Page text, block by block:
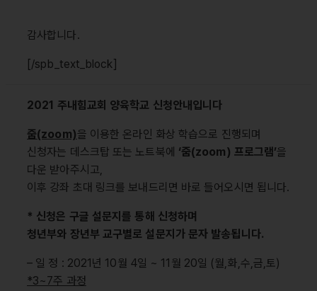
감사합니다.
[/spb_text_block]
2021 주내힘교회 양육학교 신청안내입니다
줌(zoom)을 이용한 온라인 화상 학습으로 진행되며
신청자는 데스크탑 또는 노트북에 ‘줌(zoom) 프로그램’을
다운 받아주시고,
이후 강좌 초대 링크를 보내드리면 바로 들어오시면 됩니다.
* 신청은 구글 설문지를 통해 신청하며
청년부와 장년부 교구별로 설문지가 문자 발송됩니다.
– 일 정 : 2021년 10월 4일 ~ 11월 20일 (월,화,수,금,토)
*3~7주 과정